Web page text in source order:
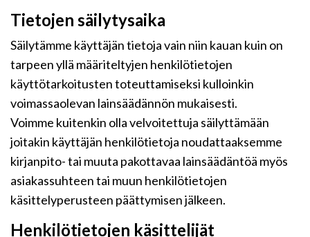
Tietojen säilytysaika
Säilytämme käyttäjän tietoja vain niin kauan kuin on
tarpeen yllä määriteltyjen henkilötietojen
käyttötarkoitusten toteuttamiseksi kulloinkin
voimassaolevan lainsäädännön mukaisesti.
Voimme kuitenkin olla velvoitettuja säilyttämään
joitakin käyttäjän henkilötietoja noudattaaksemme
kirjanpito- tai muuta pakottavaa lainsäädäntöä myös
asiakassuhteen tai muun henkilötietojen
käsittelyperusteen päättymisen jälkeen.
Henkilötietojen käsittelijät